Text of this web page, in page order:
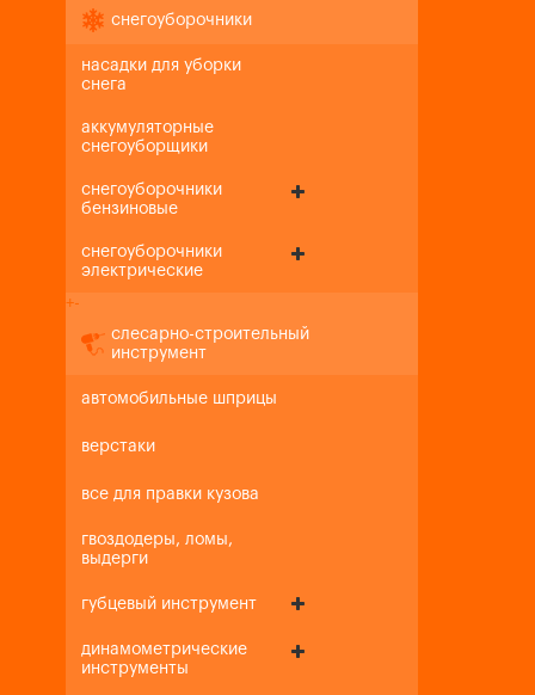
снегоуборочники
насадки для уборки
снега
аккумуляторные
снегоуборщики
снегоуборочники
бензиновые
снегоуборочники
электрические
+-
слесарно-строительный
инструмент
автомобильные шприцы
верстаки
все для правки кузова
гвоздодеры, ломы,
выдерги
губцевый инструмент
динамометрические
инструменты